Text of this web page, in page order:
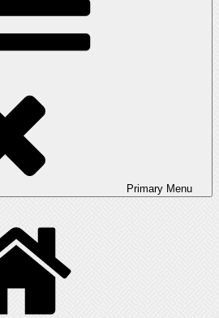
Primary Menu